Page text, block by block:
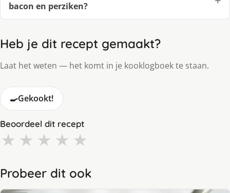
bacon en perziken?
Heb je dit recept gemaakt?
Laat het weten — het komt in je kooklogboek te staan.
🍳Gekookt!
Beoordeel dit recept
★ ★ ★ ★ ★
Probeer dit ook